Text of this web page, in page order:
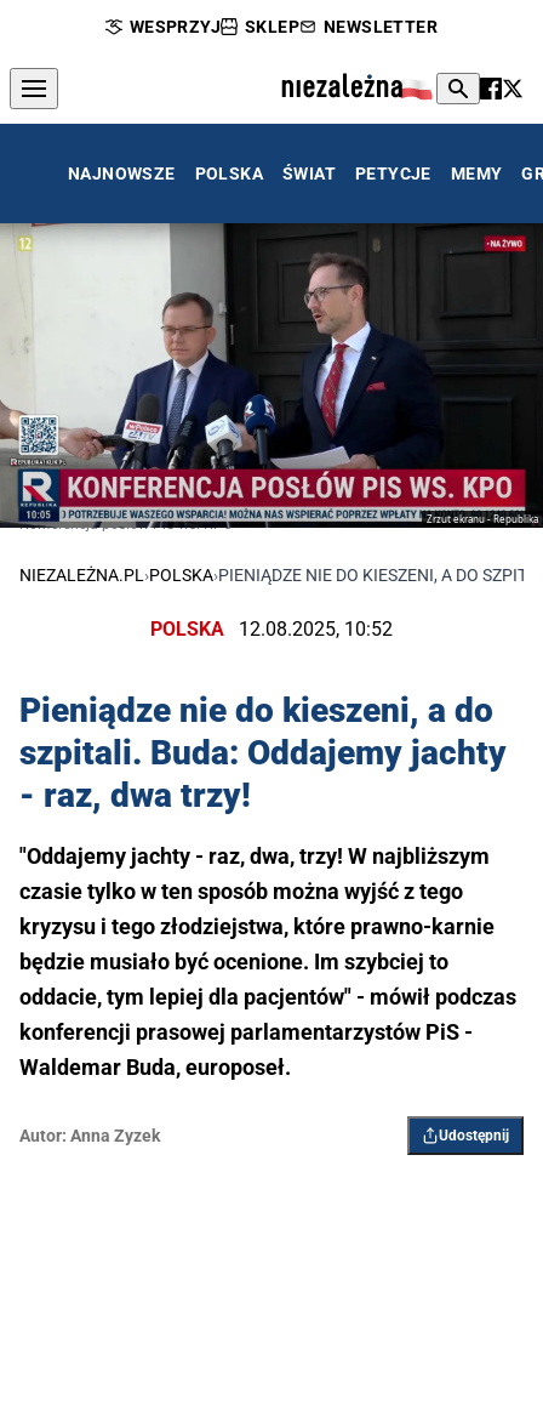
WESPRZYJ SKLEP NEWSLETTER
NAJNOWSZE POLSKA ŚWIAT PETYCJE MEMY
Zrzut ekranu - Republika
Konferencja posłów PiS ws. KPO
NIEZALEŻNA.PL ›POLSKA›PIENIĄDZE NIE DO KIESZENI, A DO
POLSKA 12.08.2025, 10:52
Pieniądze nie do kieszeni, a do
szpitali. Buda: Oddajemy jachty
- raz, dwa trzy!
"Oddajemy jachty - raz, dwa, trzy! W najbliższym
czasie tylko w ten sposób można wyjść z tego
kryzysu i tego złodziejstwa, które prawno-karnie
będzie musiało być ocenione. Im szybciej to
oddacie, tym lepiej dla pacjentów" - mówił podczas
konferencji prasowej parlamentarzystów PiS -
Waldemar Buda, europoseł.
Autor: Anna Zyzek Udostępnij